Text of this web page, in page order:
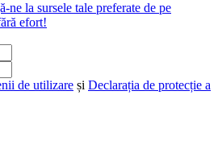
ne la sursele tale preferate de pe
efort!
de utilizare și Declarația de protecție a